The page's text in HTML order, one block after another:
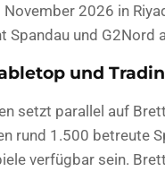
2026 in
Spandau und G2Nord
und
setzt parallel auf
rund 1.500 betreute
verfügbar sein.